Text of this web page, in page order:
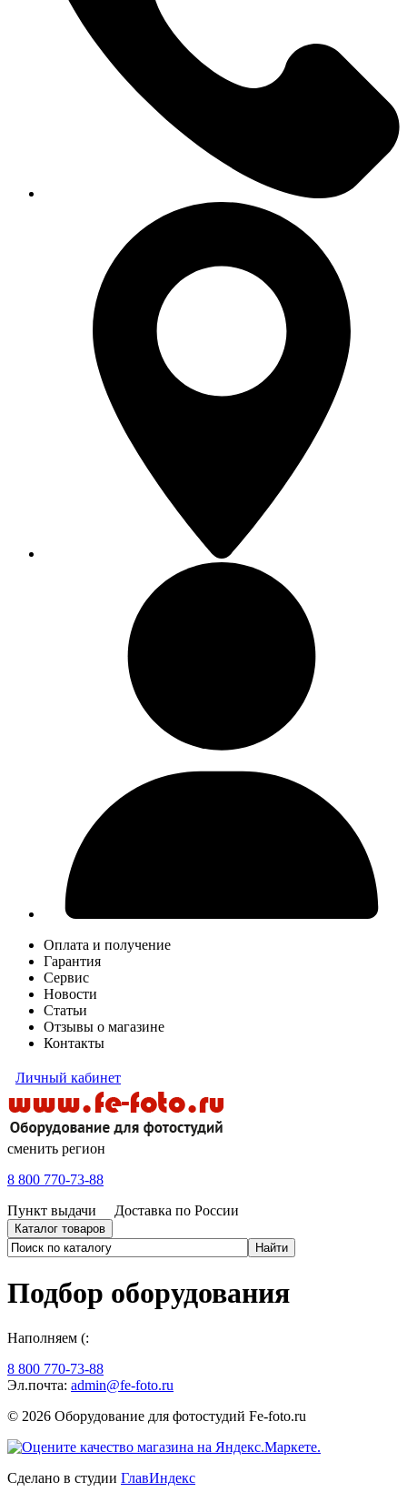
Оплата и получение
Гарантия
Сервис
Новости
Статьи
Отзывы о магазине
Контакты
Личный кабинет
сменить регион
8 800 770-73-88
Пункт выдачи
Доставка по России
Каталог товаров
Подбор оборудования
Наполняем (:
8 800 770-73-88
Эл.почта: admin@fe-foto.ru
© 2026 Оборудование для фотостудий Fe-foto.ru
Сделано в студии ГлавИндекс